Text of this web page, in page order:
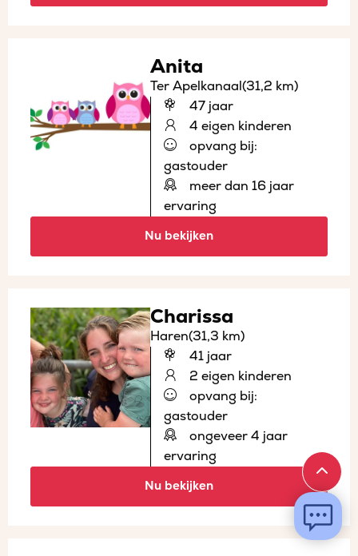
Anita
Ter Apelkanaal(31,2 km)
47 jaar
4 eigen kinderen
opvang bij:
gastouder
meer dan 16 jaar
ervaring
Nu bekijken
Charissa
Haren(31,3 km)
41 jaar
2 eigen kinderen
opvang bij:
gastouder
ongeveer 4 jaar
ervaring
Nu bekijken